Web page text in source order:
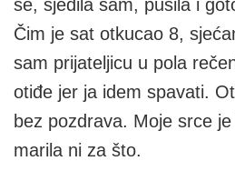
se, sjedila sam, pušila i
Čim je sat otkucao 8,
sam prijateljicu u pola
otiđe jer ja idem spavati.
bez pozdrava. Moje srce
marila ni za što.